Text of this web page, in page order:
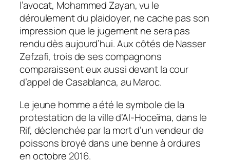
l’avocat, Mohammed Zayan, vu le
déroulement du plaidoyer, ne cache pas son
impression que le jugement ne sera pas
rendu dès aujourd’hui. Aux côtés de Nasser
Zefzafi, trois de ses compagnons
comparaissent eux aussi devant la cour
d’appel de Casablanca, au Maroc.
Le jeune homme a été le symbole de la
protestation de la ville d’Al-Hoceïma, dans le
Rif, déclenchée par la mort d’un vendeur de
poissons broyé dans une benne à ordures
en octobre 2016.